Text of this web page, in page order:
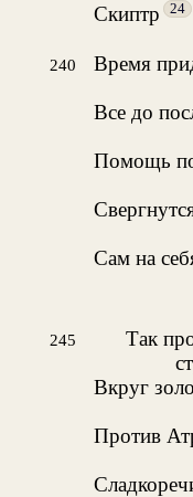
Скиптр
24
240
Время
Все до
Помощь
Сам на
245
Так
Вкруг
Против